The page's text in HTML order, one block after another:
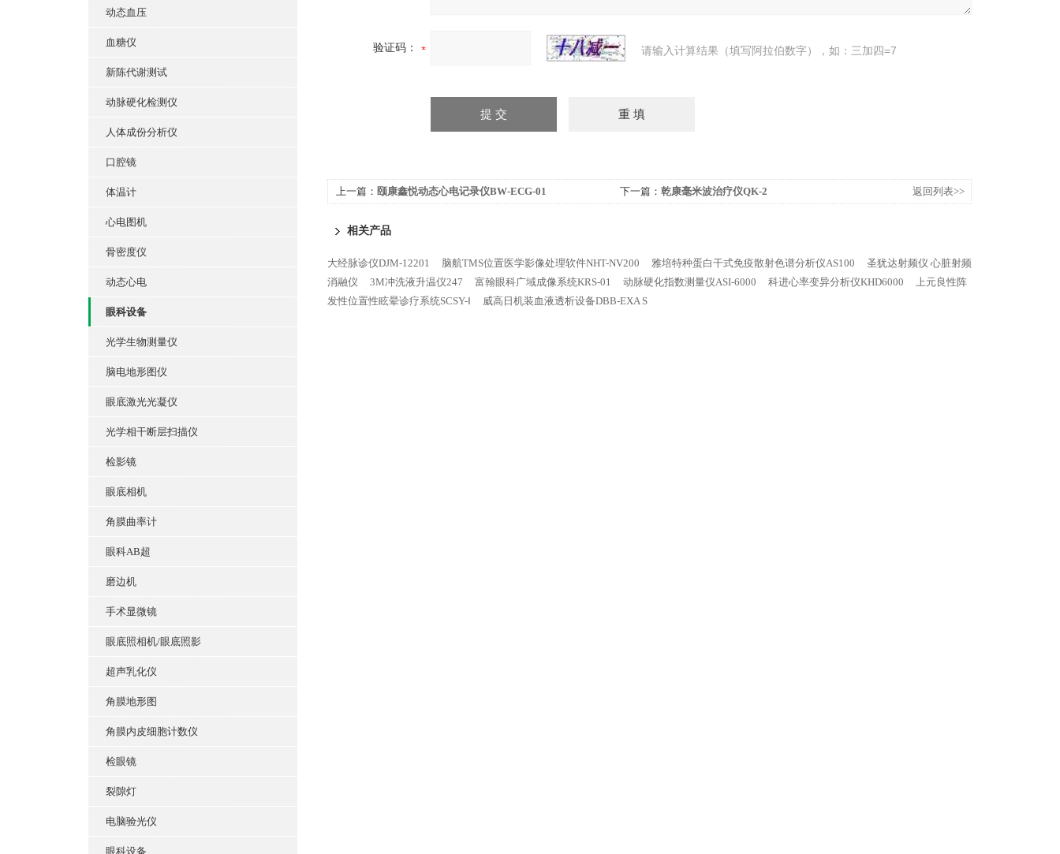
动态血压
血糖仪
新陈代谢测试
动脉硬化检测仪
人体成份分析仪
口腔镜
体温计
心电图机
骨密度仪
动态心电
眼科设备
光学生物测量仪
脑电地形图仪
眼底激光光凝仪
光学相干断层扫描仪
检影镜
眼底相机
角膜曲率计
眼科AB超
磨边机
手术显微镜
眼底照相机/眼底照影
超声乳化仪
角膜地形图
角膜内皮细胞计数仪
检眼镜
裂隙灯
电脑验光仪
眼科设备
验证码： 请输入计算结果（填写阿拉伯数字），如：三加四=7
上一篇： 颐康鑫悦动态心电记录仪BW-ECG-01 下一篇： 乾康毫米波治疗仪QK-2 返回列表>>
相关产品
大经脉诊仪DJM-12201 脑航TMS位置医学影像处理软件NHT-NV200 雅培特种蛋白干式免疫散射色谱分析仪AS100
圣犹达射频仪 心脏射频
消融仪
3M冲洗液升温仪247 富翰眼科广域成像系统KRS-01 动脉硬化指数测量仪ASI-6000 科进心率变异分析仪KHD6000
上元良性阵
发性位置性眩晕诊疗系统SCSY-Ⅰ
威高日机装血液透析设备DBB-EXA S